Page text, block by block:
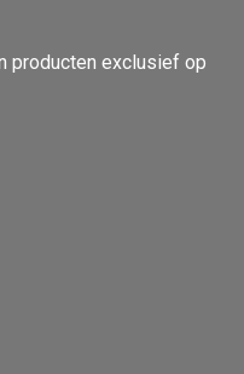
producten exclusief op